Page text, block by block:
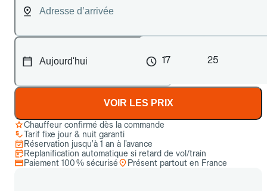
17 25
VOIR LES PRIX
Chauffeur confirmé dès la commande
Tarif fixe jour & nuit garanti
Réservation jusqu’à 1 an à l’avance
Replanification automatique si retard de vol/train
Paiement 100 % sécurisé
Présent partout en France